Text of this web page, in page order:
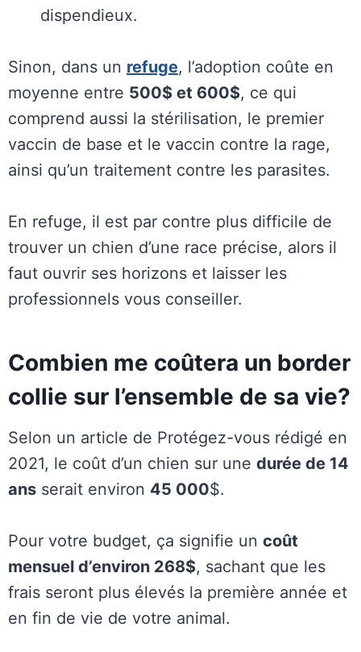
dispendieux.
Sinon, dans un refuge, l’adoption coûte en
moyenne entre 500$ et 600$, ce qui
comprend aussi la stérilisation, le premier
vaccin de base et le vaccin contre la rage,
ainsi qu’un traitement contre les parasites.
En refuge, il est par contre plus difficile de
trouver un chien d’une race précise, alors il
faut ouvrir ses horizons et laisser les
professionnels vous conseiller.
Combien me coûtera un border
collie sur l’ensemble de sa vie?
Selon un article de Protégez-vous rédigé en
2021, le coût d’un chien sur une durée de 14
ans serait environ 45 000$.
Pour votre budget, ça signifie un coût
mensuel d’environ 268$, sachant que les
frais seront plus élevés la première année et
en fin de vie de votre animal.